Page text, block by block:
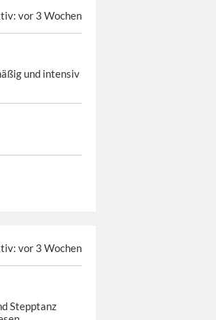
vor 3 Wochen
und intensiv
vor 3 Wochen
Stepptanz